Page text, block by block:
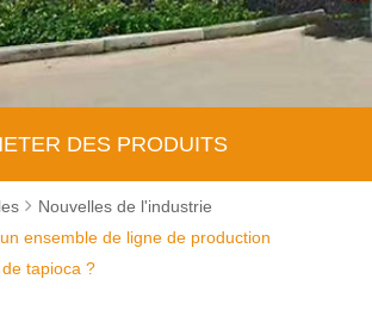
DES PRODUITS
Nouvelles de l'industrie
ensemble de ligne de production
tapioca ?